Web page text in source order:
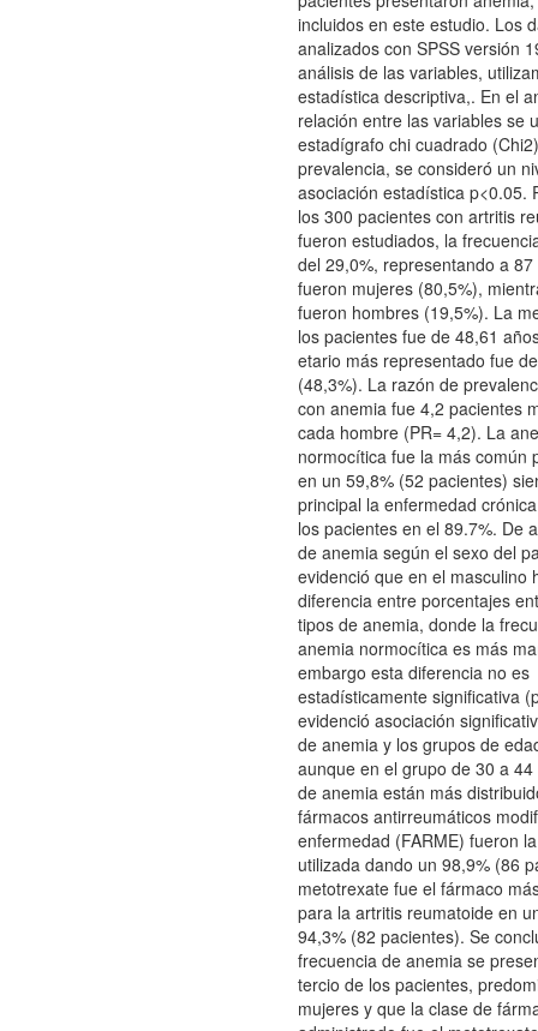
incluidos en este estudio. Los
analizados con SPSS versión
análisis de las variables,
estadística descriptiva,. En el
relación entre las variables se
estadígrafo chi cuadrado
prevalencia, se consideró un
asociación estadística p<0.05.
los 300 pacientes con artritis
fueron estudiados, la
del 29,0%, representando a
fueron mujeres (80,5%),
fueron hombres (19,5%). La
los pacientes fue de 48,61
etario más representado fue
(48,3%). La razón de
con anemia fue 4,2 pacientes
cada hombre (PR= 4,2). La
normocítica fue la más común
en un 59,8% (52 pacientes)
principal la enfermedad
los pacientes en el 89.7%. De
de anemia según el sexo del
evidenció que en el masculino
diferencia entre porcentajes
tipos de anemia, donde la
anemia normocítica es más
embargo esta diferencia no es
estadísticamente significativa
evidenció asociación
de anemia y los grupos de
aunque en el grupo de 30 a
de anemia están más
fármacos antirreumáticos
enfermedad (FARME) fueron
utilizada dando un 98,9% (86
metotrexate fue el fármaco
para la artritis reumatoide en
94,3% (82 pacientes). Se
frecuencia de anemia se
tercio de los pacientes,
mujeres y que la clase de